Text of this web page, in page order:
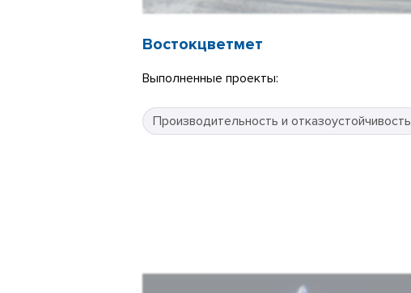
Востокцветмет
Выполненные проекты:
Производительность и отказоустойчивость